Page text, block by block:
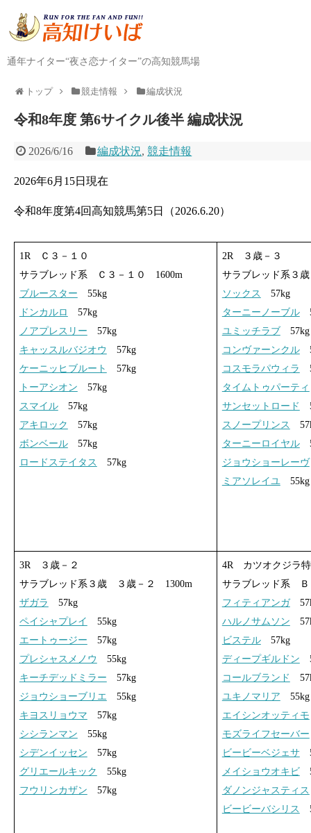
通年ナイター“夜さ恋ナイター”の高知競馬場
トップ 競走情報 編成状況
令和8年度 第6サイクル後半 編成状況
2026/6/16 編成状況,競走情報
2026年6月15日現在
令和8年度第4回高知競馬第5日（2026.6.20）
1R Ｃ３－１０
サラブレッド系 Ｃ３－１０ 1600m
ブルースター 55kg
ドンカルロ
57kg
ノアプレスリー 57kg
キャッスルバジオウ
57kg
ケーニッヒブルート
57kg
トーアシオン 57kg
スマイル57kg
アキロック
57kg
ボンベール57kg
ロードステイタス
57kg
2R ３歳－３
サラブレッド系３
ソックス
57kg
ターニーノーブル
ユミッチラブ 57kg
コンヴァーンクル
コスモラパウィラ
タイムトゥパーティ
サンセットロード
スノープリンス
ターニーロイヤル
ジョウショーレーヴ
ミアソレイユ55kg
3R ３歳－２
サラブレッド系３歳 ３歳－２ 1300m
ザガラ
57kg
ペイシャプレイ
55kg
エートゥージー 57kg
プレシャスメノウ
55kg
キーチデッドミラー 57kg
ジョウショーブリエ 55kg
キヨスリョウマ 57kg
シシランマン 55kg
シデンイッセン 57kg
グリエールキック
55kg
フウリンカザン 57kg
4R カツオクジラ
サラブレッド系
フィティアンガ
ハルノサムソン
ビステル57kg
ディープギルドン
コールブランド
ユキノマリア 55kg
エイシンオッティモ
モズライフセーバー
ビービーベジェサ
メイショウオキビ
ダノンジャスティス
ビービーバシリス